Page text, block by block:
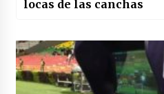
locas de las canchas